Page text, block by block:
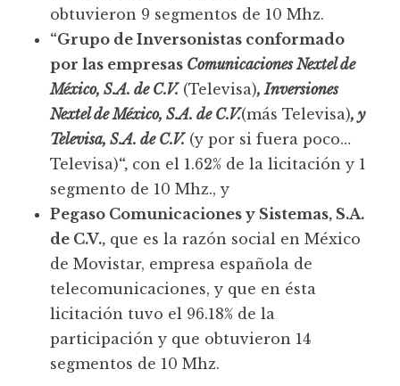
obtuvieron 9 segmentos de 10 Mhz.
“Grupo de Inversonistas conformado
por las empresas Comunicaciones Nextel de
México, S.A. de C.V.(Televisa), Inversiones
Nextel de México, S.A. de C.V.(más Televisa), y
Televisa, S.A. de C.V.(y por si fuera poco…
Televisa)“, con el 1.62% de la licitación y 1
segmento de 10 Mhz., y
Pegaso Comunicaciones y Sistemas, S.A.
de C.V., que es la razón social en México
de Movistar, empresa española de
telecomunicaciones, y que en ésta
licitación tuvo el 96.18% de la
participación y que obtuvieron 14
segmentos de 10 Mhz.